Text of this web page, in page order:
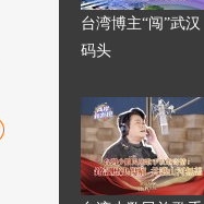
台湾博主“闯”武汉
码头